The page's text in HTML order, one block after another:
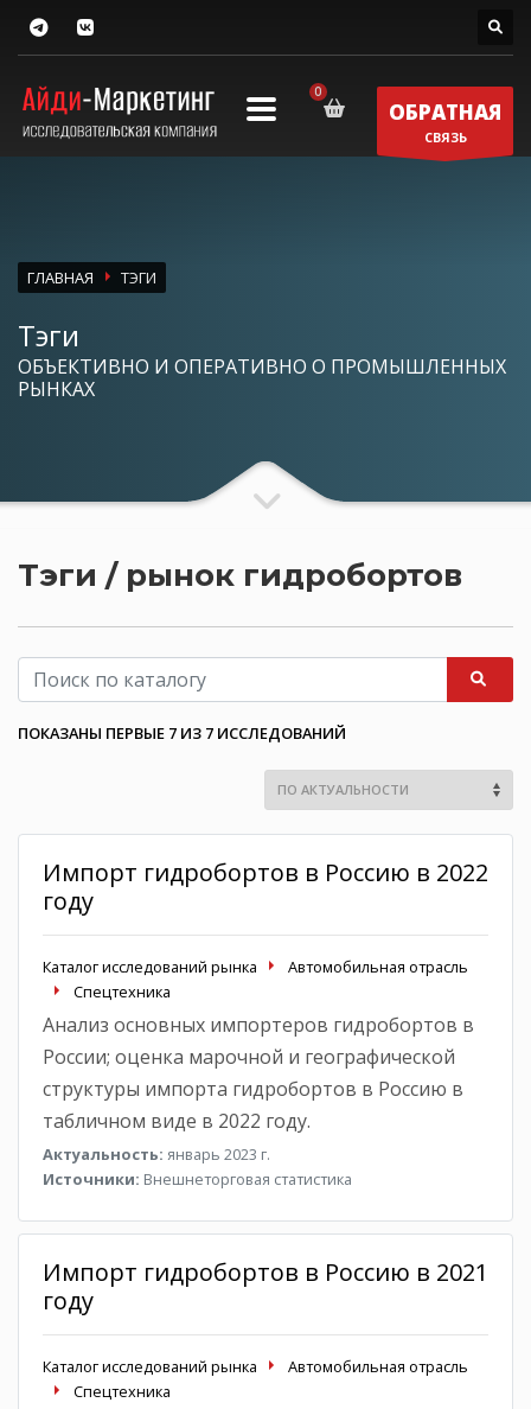
ОБРАТНАЯ
СВЯЗЬ
ГЛАВНАЯ ТЭГИ
Тэги
ОБЪЕКТИВНО И ОПЕРАТИВНО О ПРОМЫШЛЕННЫХ
РЫНКАХ
Тэги / рынок гидробортов
ПОКАЗАНЫ ПЕРВЫЕ 7 ИЗ 7 ИССЛЕДОВАНИЙ
Импорт гидробортов в Россию в 2022
году
Каталог исследований рынка
Автомобильная отрасль
Спецтехника
Анализ основных импортеров гидробортов в
России; оценка марочной и географической
структуры импорта гидробортов в Россию в
табличном виде в 2022 году.
Актуальность: январь 2023 г.
Источники: Внешнеторговая статистика
Импорт гидробортов в Россию в 2021
году
Каталог исследований рынка
Автомобильная отрасль
Спецтехника